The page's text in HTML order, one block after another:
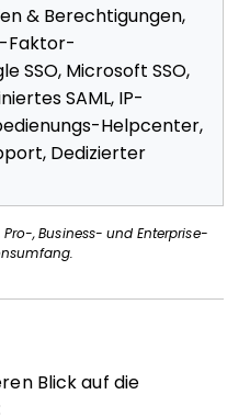
& Berechtigungen,
Faktor-
SSO, Microsoft SSO,
SAML, IP-
Helpcenter,
Dedizierter
, Business- und Enterprise-
Blick auf die